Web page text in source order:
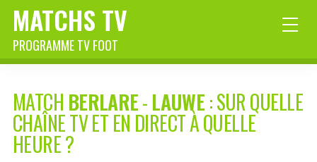
MATCHS TV
PROGRAMME TV FOOT
MATCH BERLARE-LAUWE: SUR QUELLE
CHAÎNE TV ET EN DIRECT À QUELLE
HEURE ?